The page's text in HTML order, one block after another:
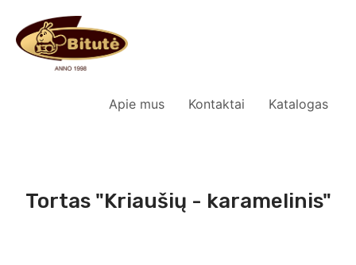
Apie mus Kontaktai Katalogas
Tortas "Kriaušių - karamelinis"